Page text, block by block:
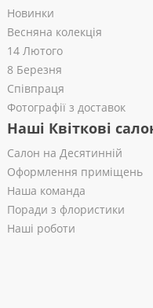
Новинки
Весняна колекція
14 Лютого
8 Березня
Співпраця
Фотографії з доставок
Наші Квіткові
Салон на Десятинній
Оформлення приміщень
Наша команда
Поради з флористики
Наші роботи